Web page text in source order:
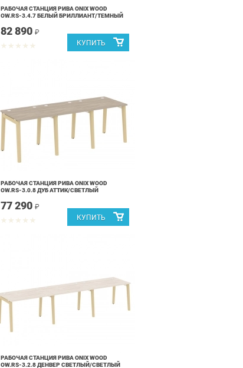
РАБОЧАЯ СТАНЦИЯ РИВА ONIX WOOD
OW.RS-3.4.7 БЕЛЫЙ БРИЛЛИАНТ/ТЕМНЫЙ
82 890 ₽
РАБОЧАЯ СТАНЦИЯ РИВА ONIX WOOD
OW.RS-3.0.8 ДУБ АТТИК/СВЕТЛЫЙ
77 290 ₽
РАБОЧАЯ СТАНЦИЯ РИВА ONIX WOOD
OW.RS-3.2.8 ДЕНВЕР СВЕТЛЫЙ/СВЕТЛЫЙ